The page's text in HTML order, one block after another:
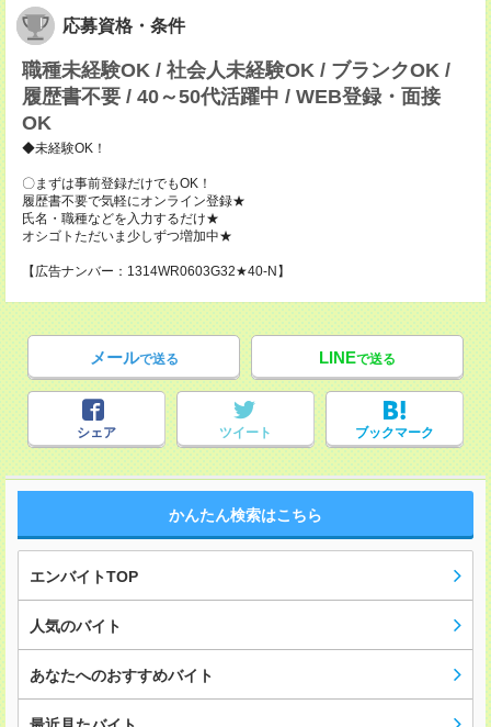
応募資格・条件
職種未経験OK / 社会人未経験OK / ブランクOK /
履歴書不要 / 40～50代活躍中 / WEB登録・面接
OK
◆未経験OK！
〇まずは事前登録だけでもOK！
履歴書不要で気軽にオンライン登録★
氏名・職種などを入力するだけ★
オシゴトただいま少しずつ増加中★
【広告ナンバー：1314WR0603G32★40-N】
メールで送る LINEで送る
シェア ツイート ブックマーク
かんたん検索はこちら
エンバイトTOP
人気のバイト
あなたへのおすすめバイト